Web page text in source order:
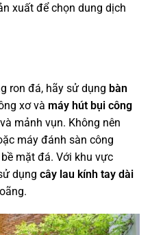
xuất để chọn dung dịch
ron đá, hãy sử dụng bàn
xơ và máy hút bụi công
mảnh vụn. Không nên
máy đánh sàn công
mặt đá. Với khu vực
dụng cây lau kính tay dài